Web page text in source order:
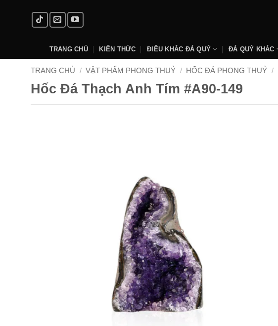
TRANG CHỦ KIẾN THỨC ĐIÊU KHẮC ĐÁ QUÝ ĐÁ QUÝ KHÁC
TRANG CHỦ / VẬT PHẨM PHONG THUỶ / HỐC ĐÁ PHONG THUỶ /
Hốc Đá Thạch Anh Tím #A90-149